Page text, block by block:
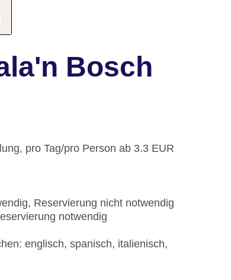
Bosch
pro Tag/pro Person ab 3.3 EUR
Reservierung nicht notwendig
notwendig
englisch, spanisch, italienisch,